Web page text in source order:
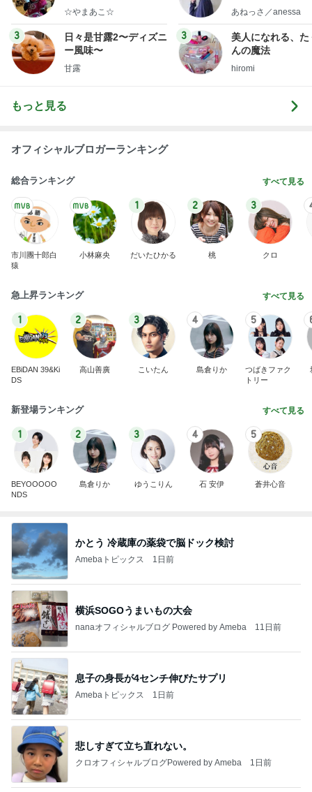
☆やまあこ☆
3
日々是甘露2〜ディズニ
ー風味〜
甘露
little
あねっさ／anessa
3
美人になれる、た
んの魔法
hiromi
もっと見る
オフィシャルブロガーランキング
総合ランキング すべて見る
市川團十郎白
猿
小林麻央
1
だいたひかる
2
桃
3
クロ
急上昇ランキング すべて見る
1
EBiDAN 39&Ki
DS
2
高山善廣
3
こいたん
4
島倉りか
5
つばきファク
トリー
新登場ランキング すべて見る
1
BEYOOOOO
NDS
2
島倉りか
3
ゆうこりん
4
石 安伊
5
蒼井心音
かとう 冷蔵庫の薬袋で脳ドック検討
Amebaトピックス 1日前
横浜SOGOうまいもの大会
nanaオフィシャルブログ Powered by Ameba 11日前
息子の身長が4センチ伸びたサプリ
Amebaトピックス 1日前
悲しすぎて立ち直れない。
クロオフィシャルブログPowered by Ameba 1日前